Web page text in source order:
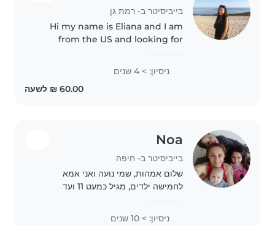
בייביסיטר ב- רמת גן
Hi my name is Eliana and I am
from the US and looking for
bit about me: ☑️I have lots
experience with children and
ניסיון: > 4 שנים
Noa
בייביסיטר ב- חיפה
שלום אמהות, שמי נועה ואני אמא
לחמישה ילדים, מגיל כמעט 11 ועד
ניסיון: > 10 שנים